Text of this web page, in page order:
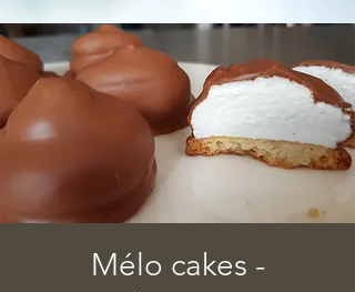
Mélo cakes -